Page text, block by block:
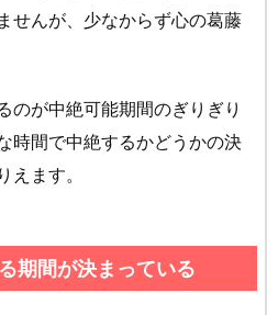
せんが、少なからず心の葛藤
のが中絶可能期間のぎりぎり
時間で中絶するかどうかの決
ます。
期間が決まっている